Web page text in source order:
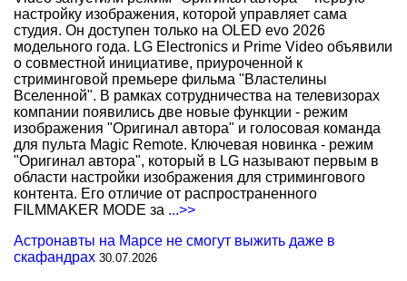
настройку изображения, которой управляет сама
студия. Он доступен только на OLED evo 2026
модельного года. LG Electronics и Prime Video объявили
о совместной инициативе, приуроченной к
стриминговой премьере фильма "Властелины
Вселенной". В рамках сотрудничества на телевизорах
компании появились две новые функции - режим
изображения "Оригинал автора" и голосовая команда
для пульта Magic Remote. Ключевая новинка - режим
"Оригинал автора", который в LG называют первым в
области настройки изображения для стримингового
контента. Его отличие от распространенного
FILMMAKER MODE за ...>>
Астронавты на Марсе не смогут выжить даже в
скафандрах 30.07.2026